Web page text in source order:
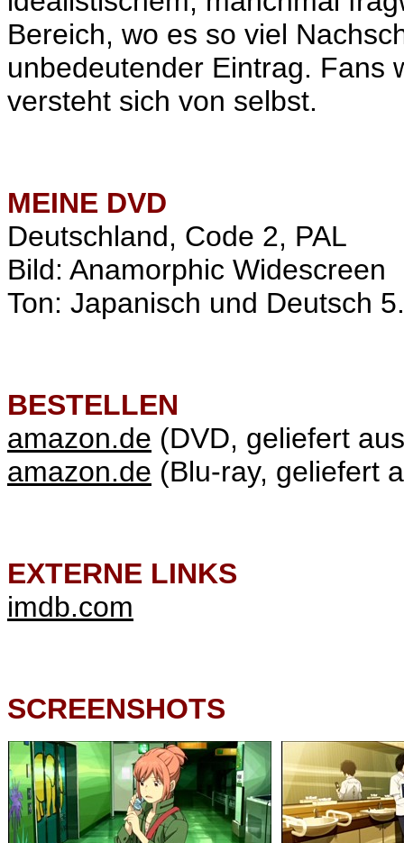
Bereich, wo es so viel
unbedeutender Eintrag. Fans
versteht sich von selbst.
MEINE DVD
Deutschland, Code 2, PAL
Bild: Anamorphic Widescreen
Ton: Japanisch und Deutsch
BESTELLEN
amazon.de (DVD, geliefert
amazon.de (Blu-ray, geliefert
EXTERNE LINKS
imdb.com
SCREENSHOTS